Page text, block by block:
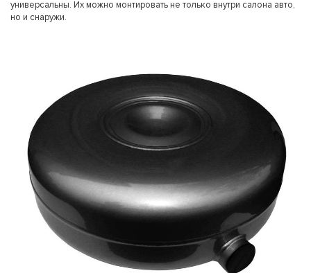
универсальны. Их можно монтировать не только внутри салона авто,
но и снаружи.